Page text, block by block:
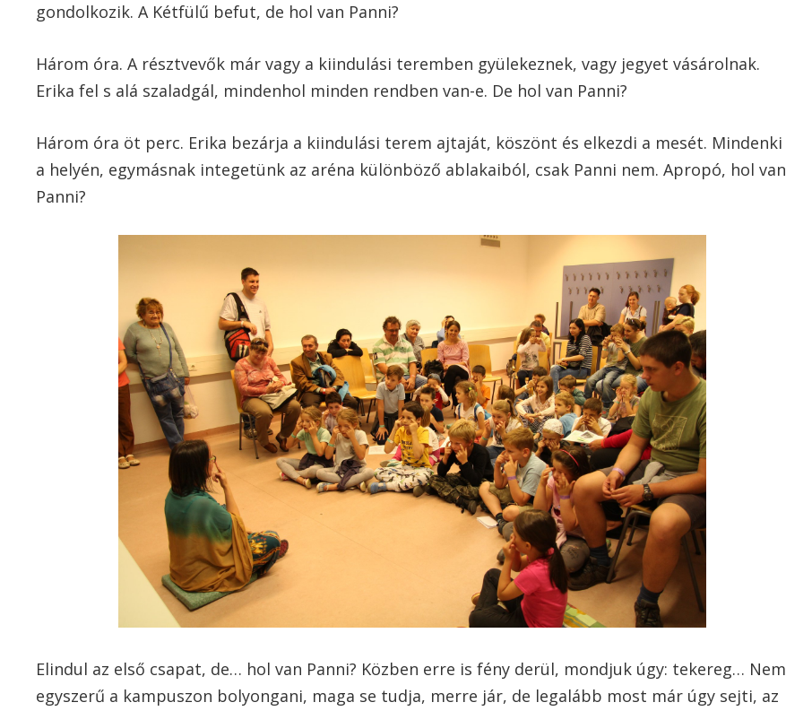
gondolkozik. A Kétfülű befut, de hol van Panni?
Három óra. A résztvevők már vagy a kiindulási teremben gyülekeznek, vagy jegyet vásárolnak.
Erika fel s alá szaladgál, mindenhol minden rendben van-e. De hol van Panni?
Három óra öt perc. Erika bezárja a kiindulási terem ajtaját, köszönt és elkezdi a mesét. Mindenki
a helyén, egymásnak integetünk az aréna különböző ablakaiból, csak Panni nem. Apropó, hol van
Panni?
Elindul az első csapat, de… hol van Panni? Közben erre is fény derül, mondjuk úgy: tekereg… Nem
egyszerű a kampuszon bolyongani, maga se tudja, merre jár, de legalább most már úgy sejti, az